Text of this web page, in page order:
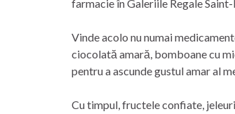
farmacie în Galeriile Regale
Vinde acolo nu numai
ciocolată amară, bomboane cu
pentru a ascunde gustul amar al
Cu timpul, fructele confiate,